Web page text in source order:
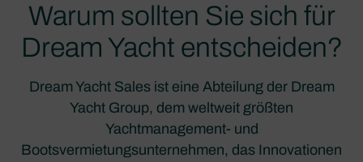
Warum sollten Sie sich für
Dream Yacht entscheiden?
Dream Yacht Sales ist eine Abteilung der Dream
Yacht Group, dem weltweit größten
Yachtmanagement- und
Bootsvermietungsunternehmen, das Innovationen